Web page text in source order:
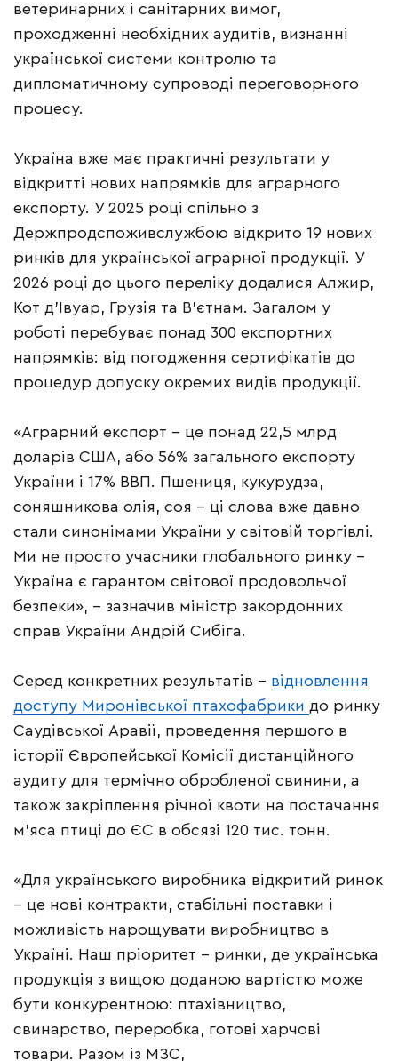
ветеринарних і санітарних вимог,
проходженні необхідних аудитів, визнанні
української системи контролю та
дипломатичному супроводі переговорного
процесу.
Україна вже має практичні результати у
відкритті нових напрямків для аграрного
експорту. У 2025 році спільно з
Держпродспоживслужбою відкрито 19 нових
ринків для української аграрної продукції. У
2026 році до цього переліку додалися Алжир,
Кот д’Івуар, Грузія та В’єтнам. Загалом у
роботі перебуває понад 300 експортних
напрямків: від погодження сертифікатів до
процедур допуску окремих видів продукції.
«Аграрний експорт – це понад 22,5 млрд
доларів США, або 56% загального експорту
України і 17% ВВП. Пшениця, кукурудза,
соняшникова олія, соя – ці слова вже давно
стали синонімами України у світовій торгівлі.
Ми не просто учасники глобального ринку –
Україна є гарантом світової продовольчої
безпеки», – зазначив міністр закордонних
справ України Андрій Сибіга.
Серед конкретних результатів – відновлення
доступу Миронівської птахофабрики до ринку
Саудівської Аравії, проведення першого в
історії Європейської Комісії дистанційного
аудиту для термічно обробленої свинини, а
також закріплення річної квоти на постачання
м’яса птиці до ЄС в обсязі 120 тис. тонн.
«Для українського виробника відкритий ринок
– це нові контракти, стабільні поставки і
можливість нарощувати виробництво в
Україні. Наш пріоритет – ринки, де українська
продукція з вищою доданою вартістю може
бути конкурентною: птахівництво,
свинарство, переробка, готові харчові
товари. Разом із МЗС,